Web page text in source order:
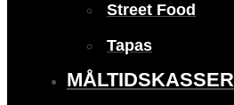
Street Food
Tapas
MÅLTIDSKASSER